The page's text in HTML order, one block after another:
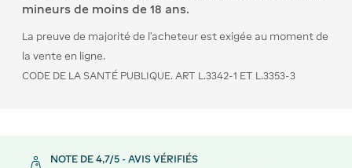
mineurs de moins de 18 ans.
La preuve de majorité de l’acheteur est exigée au moment de
la vente en ligne.
CODE DE LA SANTÉ PUBLIQUE. ART L.3342-1 ET L.3353-3
NOTE DE 4,7/5 - AVIS VÉRIFIÉS